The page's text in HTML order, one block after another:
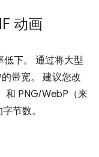
动画
低下。 通过将大型
带宽。 建议您改
和 PNG/WebP（来
节数。